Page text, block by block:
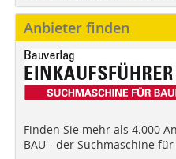
Anbieter finden
Finden Sie mehr als 4.000
BAU - der Suchmaschine